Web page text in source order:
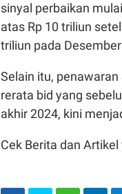
sinyal perbaikan
atas Rp 10 triliun
triliun pada
Selain itu,
rerata bid yang
akhir 2024, kini
Cek Berita dan Artikel